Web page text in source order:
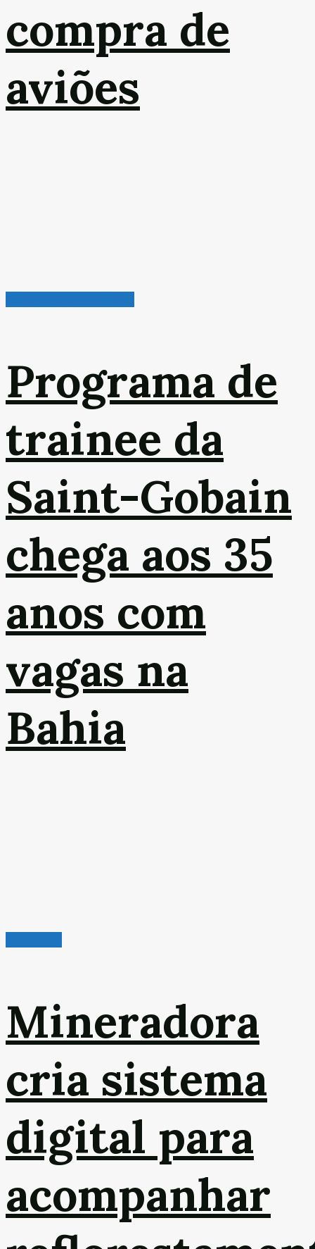
compra de
aviões
Programa de
trainee da
Saint-Gobain
chega aos 35
anos com
vagas na
Bahia
Mineradora
cria sistema
digital para
acompanhar